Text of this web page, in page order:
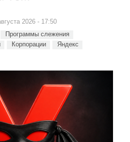
2026 - 17:50
Программы слежения
Корпорации Яндекс